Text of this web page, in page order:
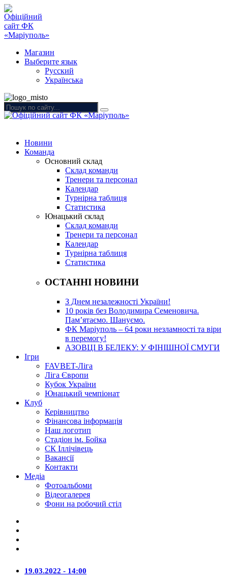
Магазин
Выберите язык
Русский
Українська
Новини
Команда
Основний склад
Склад команди
Тренери та персонал
Календар
Турнірна таблиця
Статистика
Юнацький склад
Склад команди
Тренери та персонал
Календар
Турнірна таблиця
Статистика
ОСТАННІ НОВИНИ
З Днем незалежності України!
10 років без Володимира Семеновича.
Пам’ятаємо. Шануємо.
ФК Маріуполь – 64 роки незламності та віри
в перемогу!
АЗОВЦІ В БЕЛЕКУ: У ФІНІШНОЇ СМУГИ
Ігри
FAVBET-Ліга
Ліга Європи
Кубок України
Юнацький чемпіонат
Клуб
Керівництво
Фінансова інформація
Наш логотип
Стадіон ім. Бойка
СК Іллічівець
Вакансії
Контакти
Медіа
Фотоальбоми
Відеогалерея
Фони на робочий стіл
19.03.2022 - 14:00